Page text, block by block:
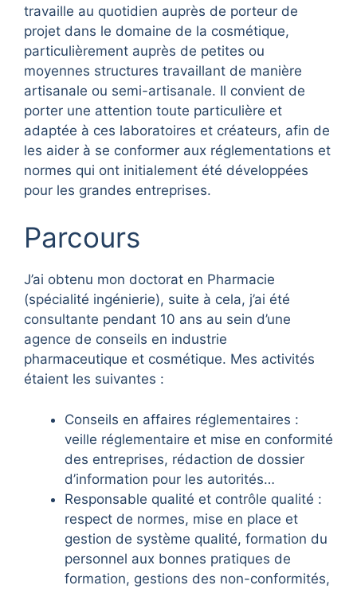
travaille au quotidien auprès de porteur de
projet dans le domaine de la cosmétique,
particulièrement auprès de petites ou
moyennes structures travaillant de manière
artisanale ou semi-artisanale. Il convient de
porter une attention toute particulière et
adaptée à ces laboratoires et créateurs, afin de
les aider à se conformer aux réglementations et
normes qui ont initialement été développées
pour les grandes entreprises.
Parcours
J’ai obtenu mon doctorat en Pharmacie
(spécialité ingénierie), suite à cela, j’ai été
consultante pendant 10 ans au sein d’une
agence de conseils en industrie
pharmaceutique et cosmétique. Mes activités
étaient les suivantes :
Conseils en affaires réglementaires :
veille réglementaire et mise en conformité
des entreprises, rédaction de dossier
d’information pour les autorités…
Responsable qualité et contrôle qualité :
respect de normes, mise en place et
gestion de système qualité, formation du
personnel aux bonnes pratiques de
formation, gestions des non-conformités,